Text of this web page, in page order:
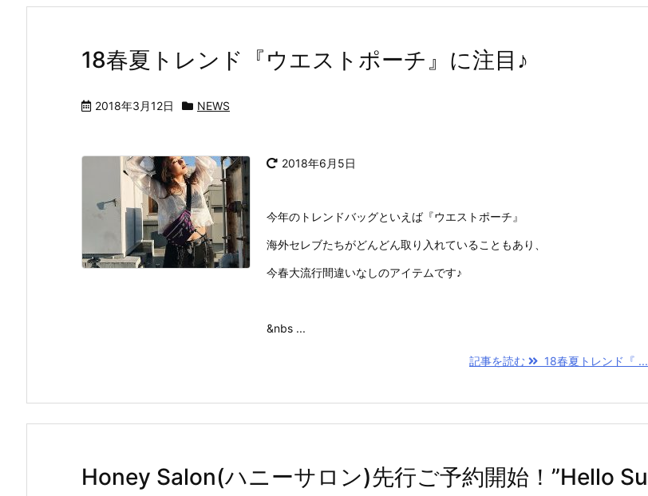
18春夏トレンド『ウエストポーチ』に注目♪
2018年3月12日 NEWS
2018年6月5日
今年のトレンドバッグといえば『ウエストポーチ』
海外セレブたちがどんどん取り入れていることもあり、
今春大流行間違いなしのアイテムです♪
&nbs ...
記事を読む 18春夏トレンド『 ...
Honey Salon(ハニーサロン)先行ご予約開始！”Hello Su